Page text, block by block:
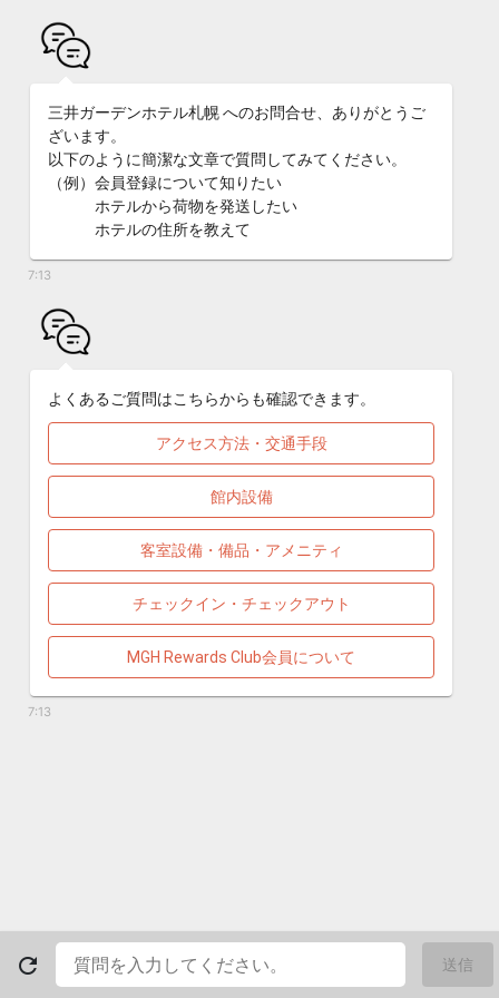
三井ガーデンホテル札幌 へのお問合せ、ありがとうご
ざいます。
以下のように簡潔な文章で質問してみてください。
（例）会員登録について知りたい
ホテルから荷物を発送したい
ホテルの住所を教えて
7:13
よくあるご質問はこちらからも確認できます。
アクセス方法・交通手段
館内設備
客室設備・備品・アメニティ
チェックイン・チェックアウト
MGH Rewards Club会員について
7:13
refresh 送信